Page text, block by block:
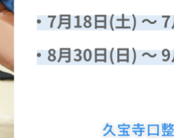
久宝寺口
症状に適切な治療